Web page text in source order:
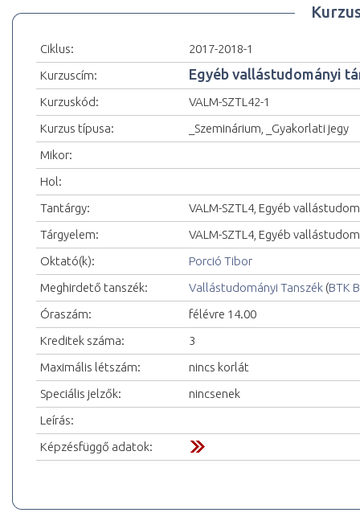
Ciklus:
2017-2018-1
Kurzuscím:
Egyéb vallástudományi
Kurzuskód:
VALM-SZTL42-1
Kurzus típusa:
_Szeminárium, _Gyakorlati jegy
Mikor:
Hol:
Tantárgy:
VALM-SZTL4, Egyéb
Tárgyelem:
VALM-SZTL4, Egyéb
Oktató(k):
Porció Tibor
Meghirdető tanszék:
Vallástudományi Tanszék (BTK
Óraszám:
félévre 14.00
Kreditek száma:
3
Maximális létszám:
nincs korlát
Speciális jelzők:
nincsenek
Leírás:
Képzésfüggő adatok: